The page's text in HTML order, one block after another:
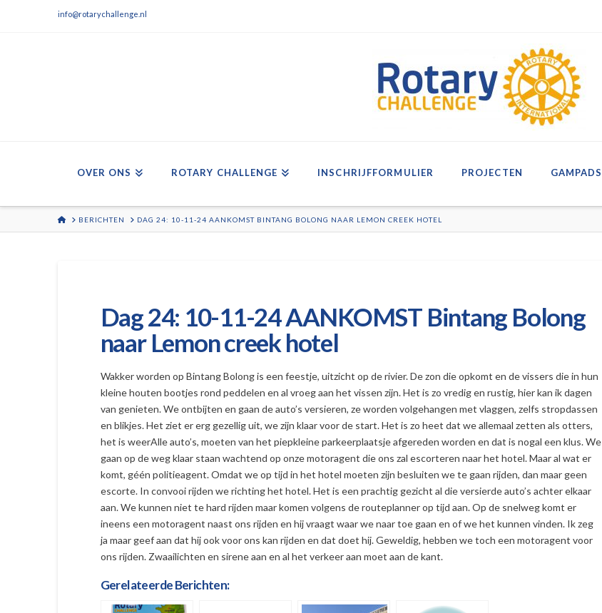
info@rotarychallenge.nl
OVER ONS ROTARY CHALLENGE INSCHRIJFFORMULIER PROJECTEN GAMPADS
HOMEBERICHTEN DAG 24: 10-11-24 AANKOMST BINTANG BOLONG NAAR LEMON CREEK HOTEL
Dag 24: 10-11-24 AANKOMST Bintang Bolong
naar Lemon creek hotel
Wakker worden op Bintang Bolong is een feestje, uitzicht op de rivier. De zon die opkomt en de vissers die in hun
kleine houten bootjes rond peddelen en al vroeg aan het vissen zijn. Het is zo vredig en rustig, hier kan ik dagen
van genieten. We ontbijten en gaan de auto’s versieren, ze worden volgehangen met vlaggen, zelfs stropdassen
en blikjes. Het ziet er erg gezellig uit, we zijn klaar voor de start. Het is zo heet dat we allemaal zetten als otters,
het is weerAlle auto’s, moeten van het piepkleine parkeerplaatsje afgereden worden en dat is nogal een klus. We
gaan op de weg klaar staan wachtend op onze motoragent die ons zal escorteren naar het hotel. Maar al wat er
komt, géén politieagent. Omdat we op tijd in het hotel moeten zijn besluiten we te gaan rijden, dan maar geen
escorte. In convooi rijden we richting het hotel. Het is een prachtig gezicht al die versierde auto’s achter elkaar
aan. We kunnen niet te hard rijden maar komen volgens de routeplanner op tijd aan. Op de snelweg komt er
ineens een motoragent naast ons rijden en hij vraagt waar we naar toe gaan en of we het kunnen vinden. Ik zeg
ja maar geef aan dat hij ook voor ons kan rijden en dat doet hij. Geweldig, hebben we toch een motoragent voor
ons rijden. Zwaailichten en sirene aan en al het verkeer aan moet aan de kant.
Gerelateerde Berichten: